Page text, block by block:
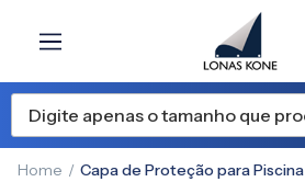
Home Capa de Proteção para Piscina